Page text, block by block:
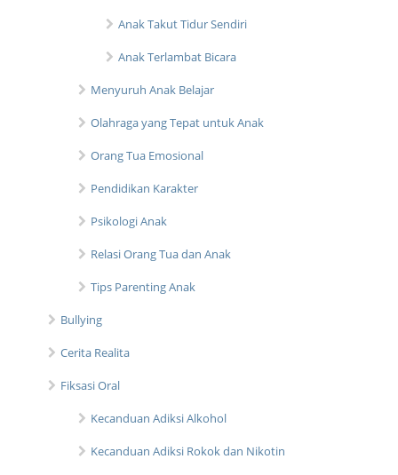
Anak Takut Tidur Sendiri
Anak Terlambat Bicara
Menyuruh Anak Belajar
Olahraga yang Tepat untuk Anak
Orang Tua Emosional
Pendidikan Karakter
Psikologi Anak
Relasi Orang Tua dan Anak
Tips Parenting Anak
Bullying
Cerita Realita
Fiksasi Oral
Kecanduan Adiksi Alkohol
Kecanduan Adiksi Rokok dan Nikotin